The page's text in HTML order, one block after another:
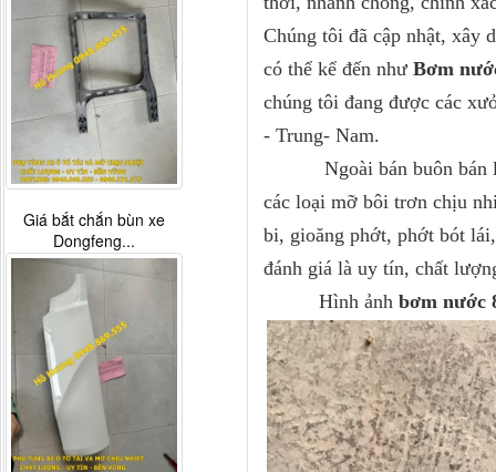
Chúng tôi đã cập nhật, xây
có thể kể đến như Bơm
chúng tôi đang được các
- Trung- Nam.
Ngoài bán buôn bán lẻ
các loại mỡ bôi trơn chịu
bi, gioăng phớt, phớt bót
đánh giá là uy tín, chất
Hình ảnh bơm nước
Giá bắt chắn bùn xe
Dongfeng...